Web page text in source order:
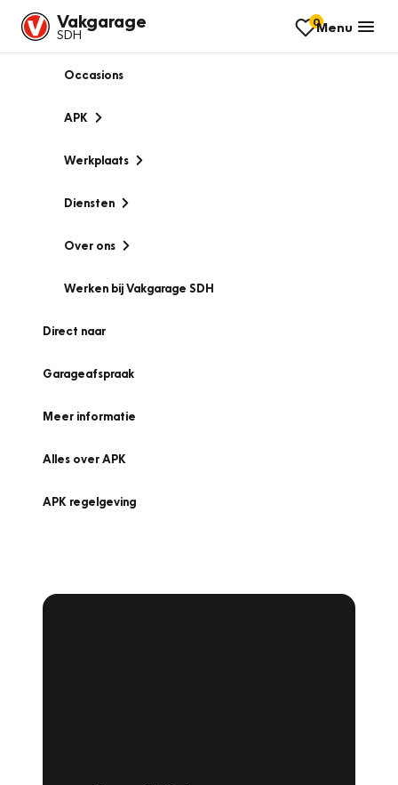
Vakgarage
SDH
0Menu
Occasions
APK
Werkplaats
Diensten
Over ons
Werken bij Vakgarage SDH
Direct naar
Garageafspraak
Meer informatie
Alles over APK
APK regelgeving